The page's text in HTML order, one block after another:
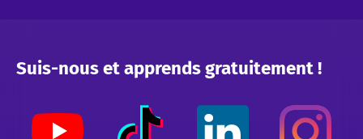
Suis-nous et apprends gratuitement !